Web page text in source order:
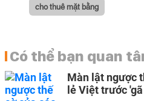
cho thuê mặt bằng
Có thể bạn quan
Màn lật ngược
lẻ Việt trước